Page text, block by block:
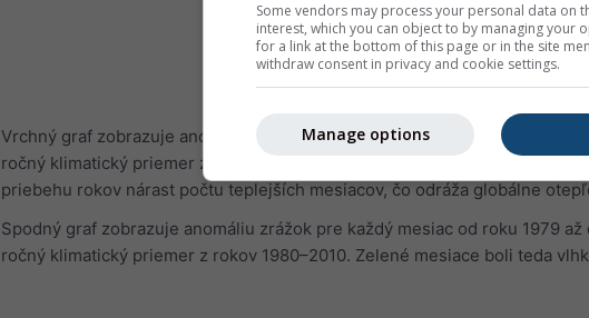
Vrchný graf zobrazuje anomáliu teploty pre každý mesiac od roku 1979
ročný klimatický priemer z rokov 1980–2010. Červené mesiace boli teda
priebehu rokov nárast počtu teplejších mesiacov, čo odráža globálne
Spodný graf zobrazuje anomáliu zrážok pre každý mesiac od roku 1979
ročný klimatický priemer z rokov 1980–2010. Zelené mesiace boli teda
Some vendors may process your personal data on
interest, which you can object to by managing your
for a link at the bottom of this page or in the site
withdraw consent in privacy and cookie settings.
Manage options